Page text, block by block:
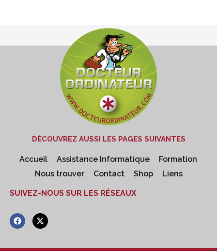
DÉCOUVREZ AUSSI LES PAGES SUIVANTES
Accueil Assistance Informatique
Formation
Nous trouver
Contact Shop Liens
SUIVEZ-NOUS SUR LES RÉSEAUX
F
a
b
X
-
i